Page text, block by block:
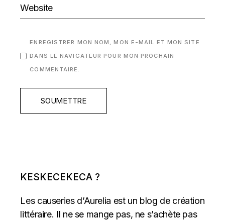
ENREGISTRER MON NOM, MON E-MAIL ET MON SITE
DANS LE NAVIGATEUR POUR MON PROCHAIN
COMMENTAIRE.
SOUMETTRE
KESKECEKECA ?
Les causeries d’Aurelia est un blog de création
littéraire. Il ne se mange pas, ne s’achète pas